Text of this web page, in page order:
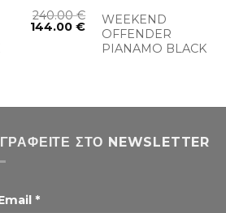
240.00€
144.00€
WEEKEND
OFFENDER
PIANAMO BLACK
ΣΤΟ NEWSLETTER
*